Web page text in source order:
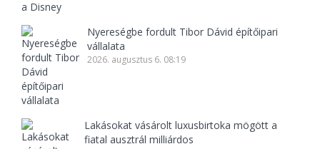
Nyereségbe fordult Tibor Dávid építőipari
vállalata
2026. augusztus 6. 08:19
Lakásokat vásárolt luxusbirtoka mögött a
fiatal ausztrál milliárdos